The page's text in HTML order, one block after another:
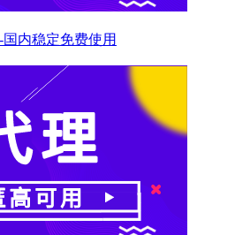
内稳定免费使用